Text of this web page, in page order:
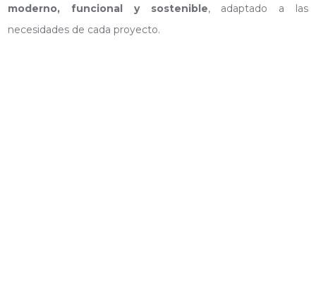
moderno, funcional y sostenible, adaptado a las
necesidades de cada proyecto.